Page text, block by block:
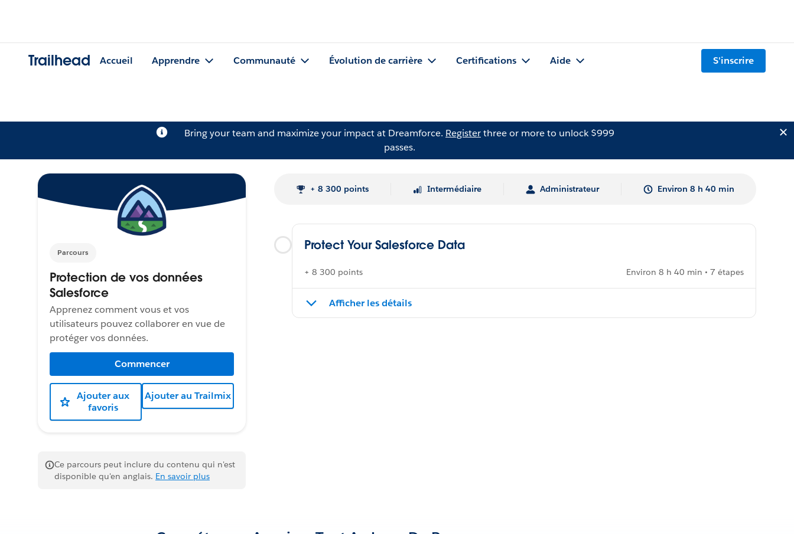
Trailhead Accueil Apprendre Communauté Évolution de carrière Certifications Aide S'inscrire
Bring your team and maximize your impact at Dreamforce. Registerthree or more to unlock $999
passes.
Parcours
Protection de vos données
Salesforce
Apprenez comment vous et vos
utilisateurs pouvez collaborer en vue de
protéger vos données.
Commencer
Ajouter aux
favoris
Ajouter au Trailmix
Ce parcours peut inclure du contenu qui n'est
disponible qu'en anglais. En savoir plus
+ 8 300 points Intermédiaire Administrateur Environ 8 h 40 min
Protect Your Salesforce Data
+ 8 300 points Environ 8 h 40 min • 7 étapes
Afficher les détails